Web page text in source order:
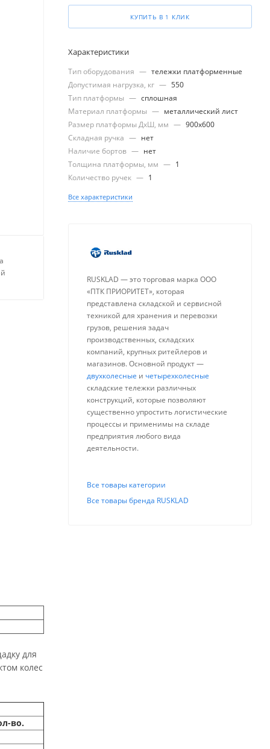
для
колес
во.
КУПИТЬ В 1 КЛИК
Характеристики
Тип оборудования — тележки платформенные
Допустимая нагрузка, кг — 550
Тип платформы — сплошная
Материал платформы — металлический лист
Размер платформы ДхШ, мм — 900x600
Складная ручка — нет
Наличие бортов — нет
Толщина платформы, мм — 1
Количество ручек — 1
Все характеристики
RUSKLAD — это торговая марка ООО
«ПТК ПРИОРИТЕТ», которая
представлена складской и сервисной
техникой для хранения и перевозки
грузов, решения задач
производственных, складских
компаний, крупных ритейлеров и
магазинов. Основной продукт —
двухколесные и четырехколесные
складские тележки различных
конструкций, которые позволяют
существенно упростить логистические
процессы и применимы на складе
предприятия любого вида
деятельности.
Все товары категории
Все товары бренда RUSKLAD